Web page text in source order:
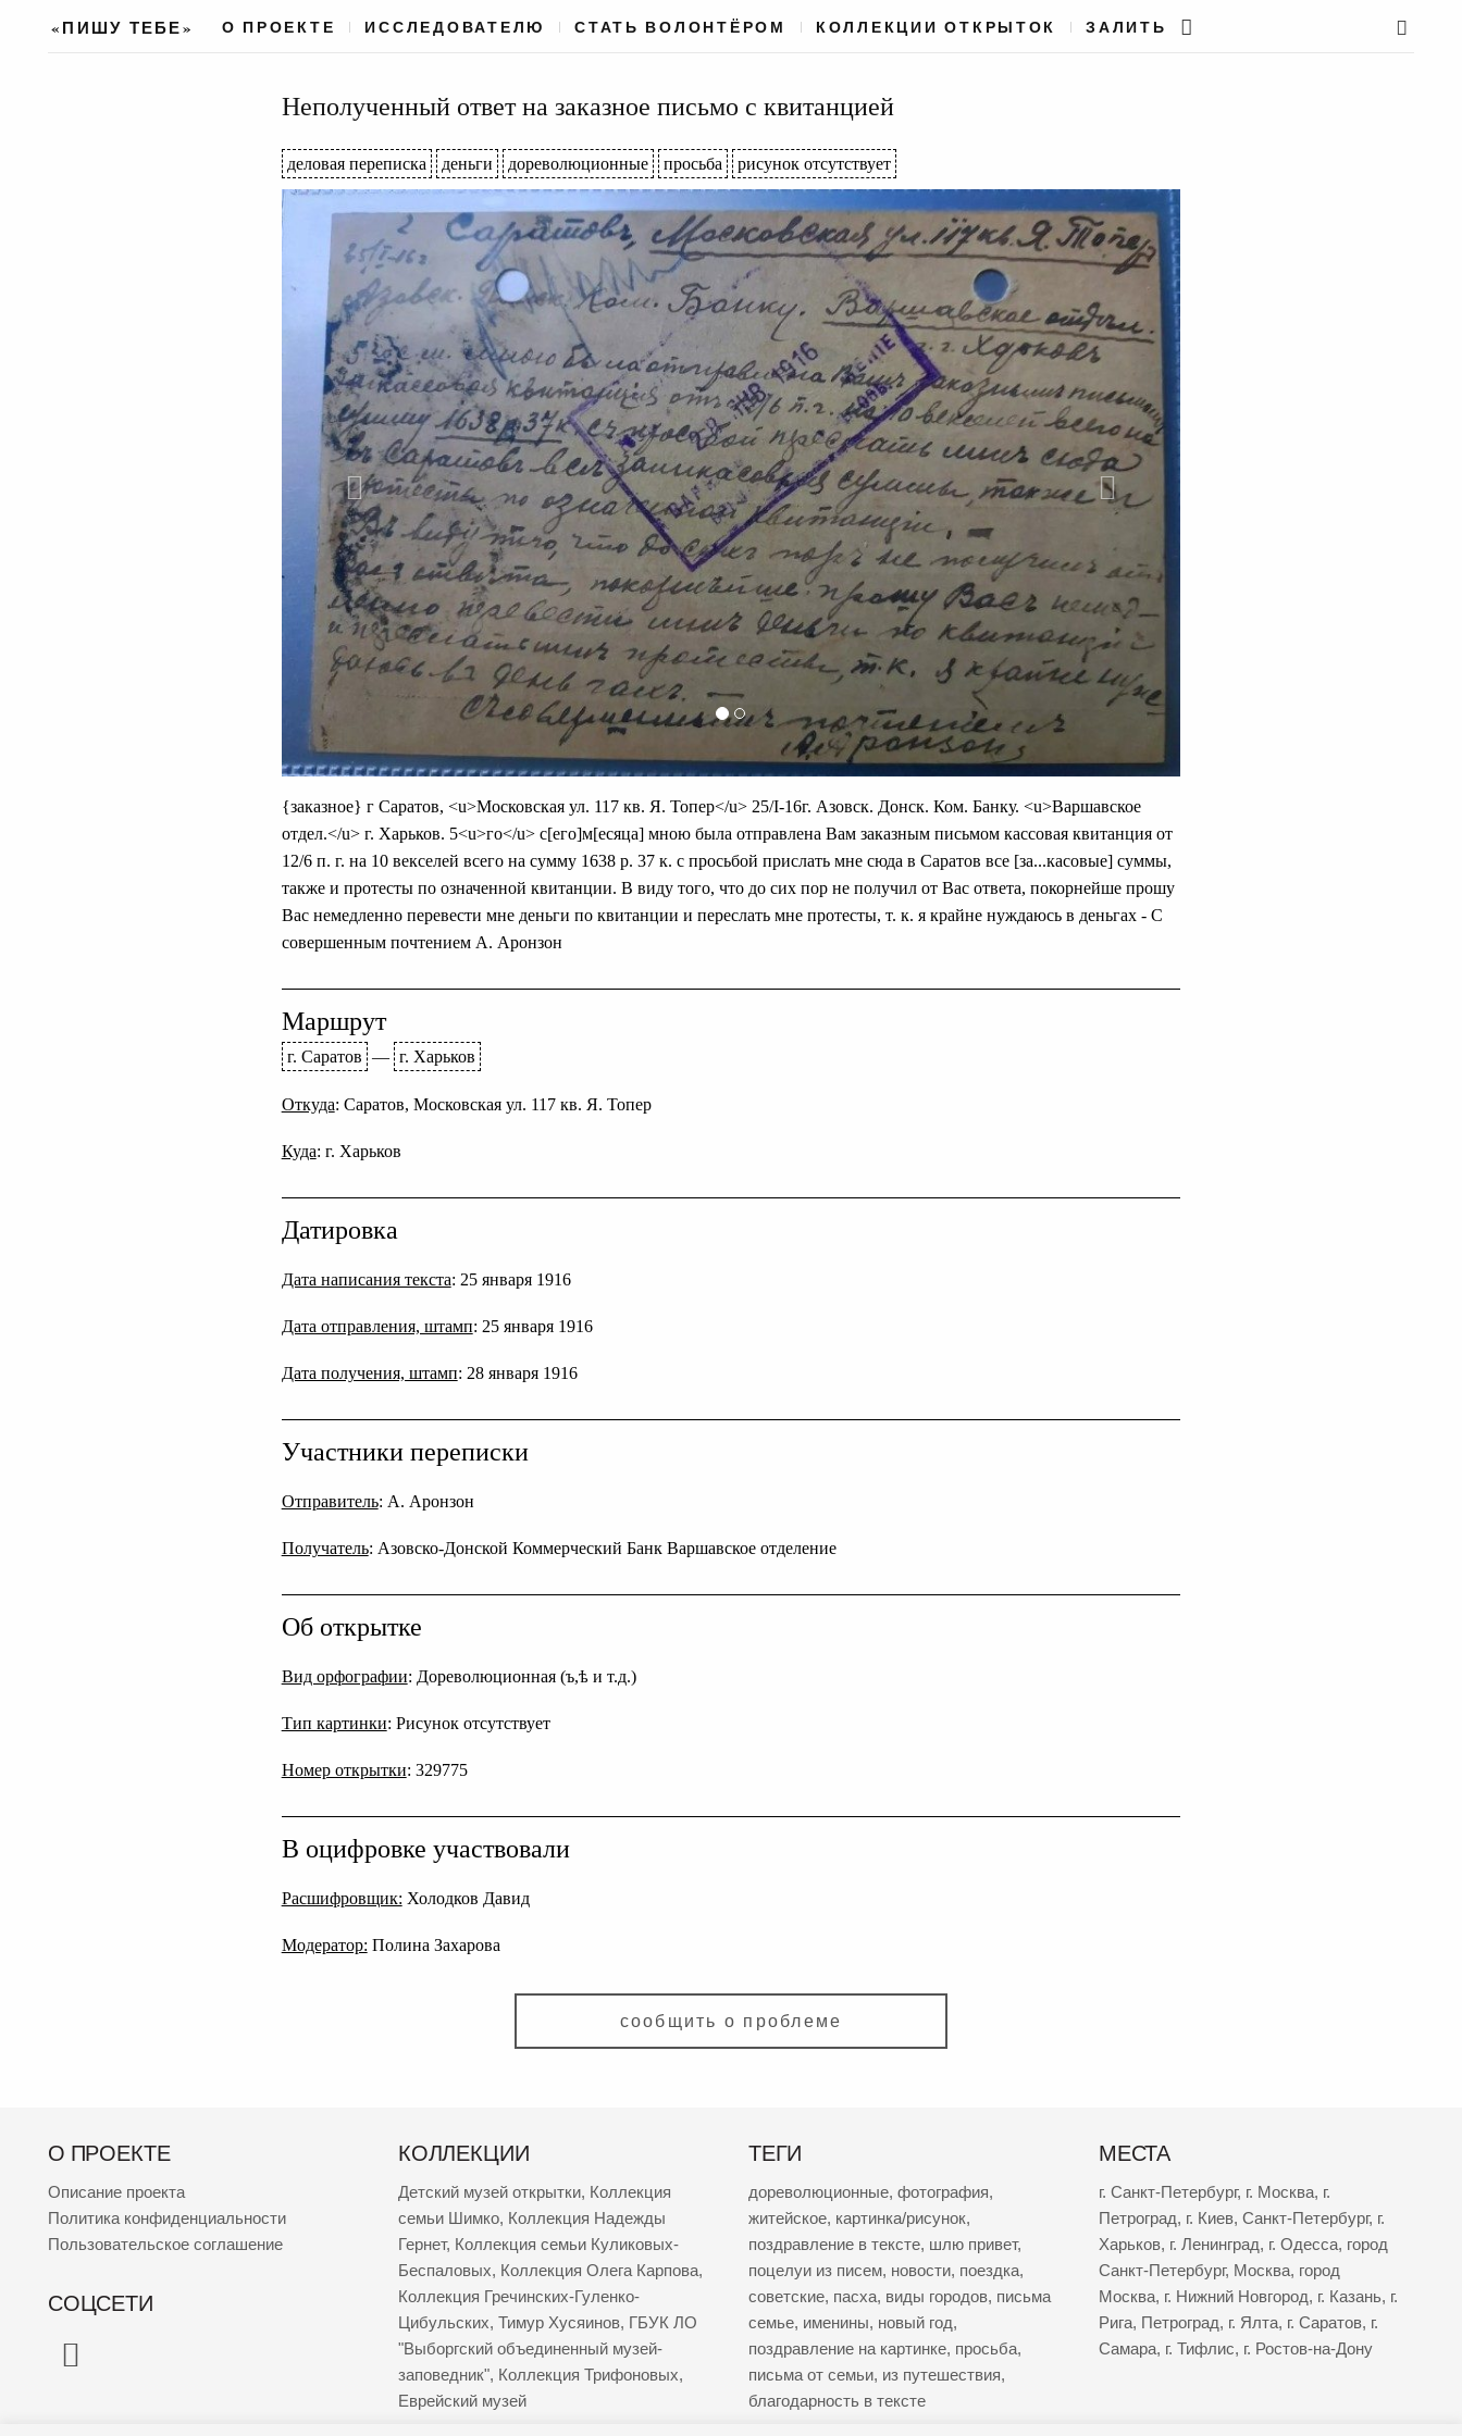
«ПИШУ ТЕБЕ» О ПРОЕКТЕ ИССЛЕДОВАТЕЛЮ СТАТЬ ВОЛОНТЁРОМ КОЛЛЕКЦИИ ОТКРЫТОК ЗАЛИТЬ
Неполученный ответ на заказное письмо с квитанцией
деловая переписка деньги дореволюционные просьба рисунок отсутствует
{заказное} г Саратов, <u>Московская ул. 117 кв. Я. Топер</u> 25/I-16г. Азовск. Донск. Ком. Банку. <u>Варшавское
отдел.</u> г. Харьков. 5<u>го</u> с[его]м[есяца] мною была отправлена Вам заказным письмом кассовая квитанция от
12/6 п. г. на 10 векселей всего на сумму 1638 р. 37 к. с просьбой прислать мне сюда в Саратов все [за...касовые] суммы,
также и протесты по означенной квитанции. В виду того, что до сих пор не получил от Вас ответа, покорнейше прошу
Вас немедленно перевести мне деньги по квитанции и переслать мне протесты, т. к. я крайне нуждаюсь в деньгах - С
совершенным почтением А. Аронзон
Маршрут
г. Саратов — г. Харьков
Откуда: Саратов, Московская ул. 117 кв. Я. Топер
Куда: г. Харьков
Датировка
Дата написания текста: 25 января 1916
Дата отправления, штамп: 25 января 1916
Дата получения, штамп: 28 января 1916
Участники переписки
Отправитель: А. Аронзон
Получатель: Азовско-Донской Коммерческий Банк Варшавское отделение
Об открытке
Вид орфографии: Дореволюционная (ъ,ѣ и т.д.)
Тип картинки: Рисунок отсутствует
Номер открытки: 329775
В оцифровке участвовали
Расшифровщик: Холодков Давид
Модератор: Полина Захарова
сообщить о проблеме
О ПРОЕКТЕ
Описание проекта
Политика конфиденциальности
Пользовательское соглашение
СОЦСЕТИ
КОЛЛЕКЦИИ
Детский музей открытки, Коллекция
семьи Шимко, Коллекция Надежды
Гернет, Коллекция семьи Куликовых-
Беспаловых, Коллекция Олега Карпова,
Коллекция Гречинских-Гуленко-
Цибульских, Тимур Хусяинов, ГБУК ЛО
"Выборгский объединенный музей-
заповедник", Коллекция Трифоновых,
Еврейский музей
ТЕГИ
дореволюционные, фотография,
житейское, картинка/рисунок,
поздравление в тексте, шлю привет,
поцелуи из писем, новости, поездка,
советские, пасха, виды городов, письма
семье, именины, новый год,
поздравление на картинке, просьба,
письма от семьи, из путешествия,
благодарность в тексте
МЕСТА
г. Санкт-Петербург, г. Москва, г.
Петроград, г. Киев, Санкт-Петербург, г.
Харьков, г. Ленинград, г. Одесса, город
Санкт-Петербург, Москва, город
Москва, г. Нижний Новгород, г. Казань, г.
Рига, Петроград, г. Ялта, г. Саратов, г.
Самара, г. Тифлис, г. Ростов-на-Дону